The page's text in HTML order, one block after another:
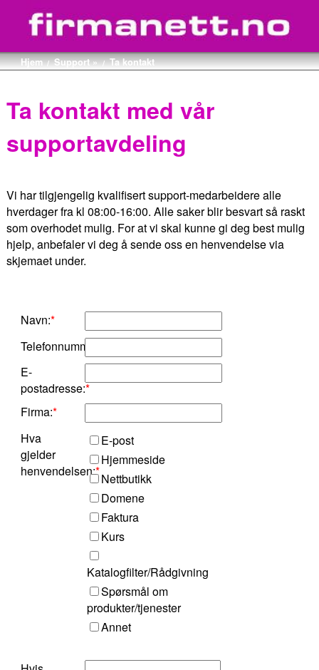
Hjem / Support » / Ta kontakt
Ta kontakt med vår
supportavdeling
Vi har tilgjengelig kvalifisert support-medarbeidere alle
hverdager fra kl 08:00-16:00. Alle saker blir besvart så raskt
som overhodet mulig. For at vi skal kunne gi deg best mulig
hjelp, anbefaler vi deg å sende oss en henvendelse via
skjemaet under.
Navn:*
Telefonnummer:
E-
postadresse:*
Firma:*
Hva
gjelder
henvendelsen:*
E-post
Hjemmeside
Nettbutikk
Domene
Faktura
Kurs
Katalogfilter/Rådgivning
Spørsmål om
produkter/tjenester
Annet